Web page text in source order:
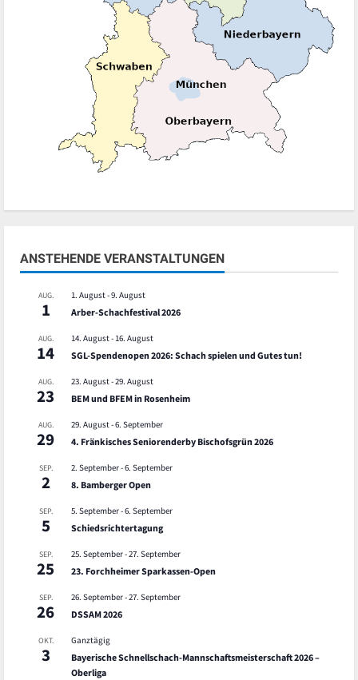
ANSTEHENDE VERANSTALTUNGEN
AUG.
1
1. August-9. August
Arber-Schachfestival 2026
AUG.
14
14. August- 16. August
SGL-Spendenopen 2026: Schach spielen und Gutes tun!
AUG.
23
23. August-29. August
BEM und BFEM in Rosenheim
AUG.
29
29. August-6. September
4. Fränkisches Seniorenderby Bischofsgrün 2026
SEP.
2
2. September-6. September
8. Bamberger Open
SEP.
5
5. September-6. September
Schiedsrichtertagung
SEP.
25
25. September-27. September
23. Forchheimer Sparkassen-Open
SEP.
26
26. September-27. September
DSSAM 2026
OKT.
3
Ganztägig
Bayerische Schnellschach-Mannschaftsmeisterschaft 2026 –
Oberliga